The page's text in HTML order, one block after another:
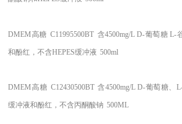
DMEM高糖 C11995500BT 含4500mg/L D-葡萄糖 L-
和酚红，不含HEPES缓冲液 500ml
DMEM高糖 C12430500BT 含4500mg/L D-葡萄糖、
缓冲液和酚红，不含丙酮酸钠 500ML